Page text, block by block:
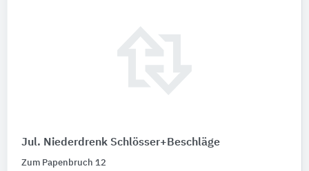
Jul. Niederdrenk Schlösser+Beschläge
Zum Papenbruch 12